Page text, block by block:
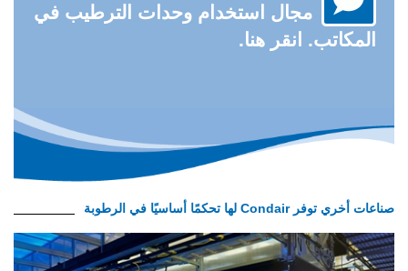
مجال استخدام وحدات الترطيب في
المكاتب. انقر هنا.
صناعات أخري توفر Condair لها تحكمًا أساسيًا في الرطوبة